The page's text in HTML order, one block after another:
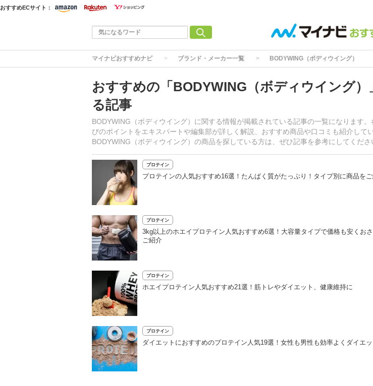
おすすめECサイト：
マイナビおすすめナビ ブランド・メーカー一覧 BODYWING（ボディウイング）
おすすめの「BODYWING（ボディウイング）
る記事
BODYWING（ボディウイング）に関する情報が掲載されている記事の一覧になります
びのポイントをエキスパートや編集部が詳しく解説、おすすめ商品や口コミも紹介してい
BODYWING（ボディウイング）の商品を探している方は、ぜひ記事を参考にしてくださ
プロテイン
プロテインの人気おすすめ16選！たんぱく質がたっぷり！タイプ別に商品を
プロテイン
3kg以上のホエイプロテイン人気おすすめ6選！大容量タイプで価格も安くお
ご紹介
プロテイン
ホエイプロテイン人気おすすめ21選！筋トレやダイエット、健康維持に
プロテイン
ダイエットにおすすめのプロテイン人気19選！女性も男性も効率よくダイエ